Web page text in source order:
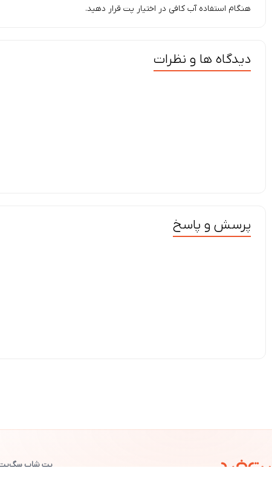
هنگام استفاده آب کافی در اختیار پت قرار دهید.
دیدگاه ها و نظرات
پرسش و پاسخ
پت شاپ سگ